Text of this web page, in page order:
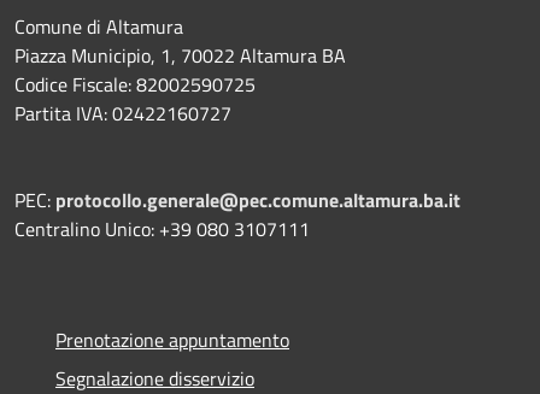
Comune di Altamura
Piazza Municipio, 1, 70022 Altamura BA
Codice Fiscale: 82002590725
Partita IVA: 02422160727
PEC: protocollo.generale@pec.comune.altamura.ba.it
Centralino Unico: +39 080 3107111
Prenotazione appuntamento
Segnalazione disservizio